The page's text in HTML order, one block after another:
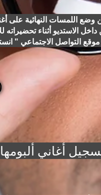
اللمسات النهائية على
أثناء تحضيراته
التواصل الاجتماعي "
أغاني ألبومها